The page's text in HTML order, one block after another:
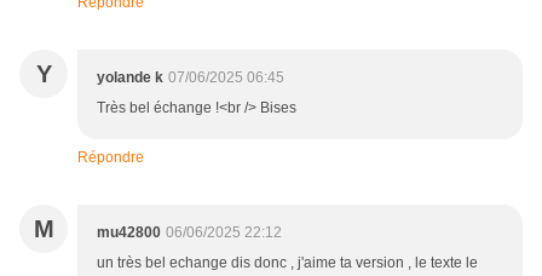
Y yolande k 07/06/2025 06:45
Très bel échange !<br /> Bises
Répondre
M mu42800 06/06/2025 22:12
un très bel echange dis donc , j'aime ta version , le texte le